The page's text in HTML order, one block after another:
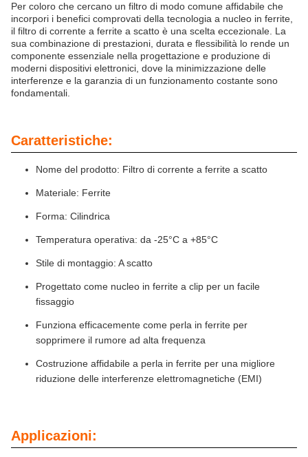
Per coloro che cercano un filtro di modo comune affidabile che
incorpori i benefici comprovati della tecnologia a nucleo in ferrite,
il filtro di corrente a ferrite a scatto è una scelta eccezionale. La
sua combinazione di prestazioni, durata e flessibilità lo rende un
componente essenziale nella progettazione e produzione di
moderni dispositivi elettronici, dove la minimizzazione delle
interferenze e la garanzia di un funzionamento costante sono
fondamentali.
Caratteristiche:
Nome del prodotto: Filtro di corrente a ferrite a scatto
Materiale: Ferrite
Forma: Cilindrica
Temperatura operativa: da -25°C a +85°C
Stile di montaggio: A scatto
Progettato come nucleo in ferrite a clip per un facile
fissaggio
Funziona efficacemente come perla in ferrite per
sopprimere il rumore ad alta frequenza
Costruzione affidabile a perla in ferrite per una migliore
riduzione delle interferenze elettromagnetiche (EMI)
Applicazioni: